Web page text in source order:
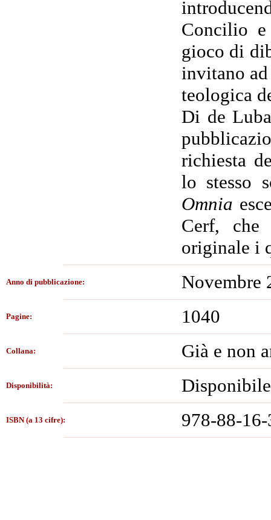
Concilio
gioco di
invitano
teologica
Di de
richiesta
lo stesso
Omnia
Cerf, che
originale i
Anno di pubblicazione: Novembre
Pagine: 1040
Collana: Già e non
Disponibilità: Disponibile
ISBN (a 13 cifre): 978-88-